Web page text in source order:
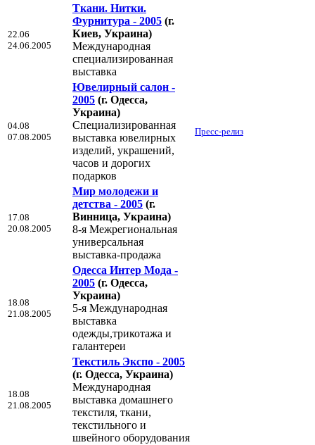
22.06
24.06.2005
Ткани. Нитки.
Фурнитура - 2005 (г.
Киев, Украина)
Международная
специализированная
выставка
04.08
07.08.2005
Ювелирный салон -
2005 (г. Одесса,
Украина)
Специализированная
выставка ювелирных
изделий, украшений,
часов и дорогих
подарков
Пресс-релиз
17.08
20.08.2005
Мир молодежи и
детства - 2005 (г.
Винница, Украина)
8-я Межрегиональная
универсальная
выставка-продажа
18.08
21.08.2005
Одесса Интер Мода -
2005 (г. Одесса,
Украина)
5-я Международная
выставка
одежды,трикотажа и
галантереи
18.08
21.08.2005
Текстиль Экспо - 2005
(г. Одесса, Украина)
Международная
выставка домашнего
текстиля, ткани,
текстильного и
швейного оборудования